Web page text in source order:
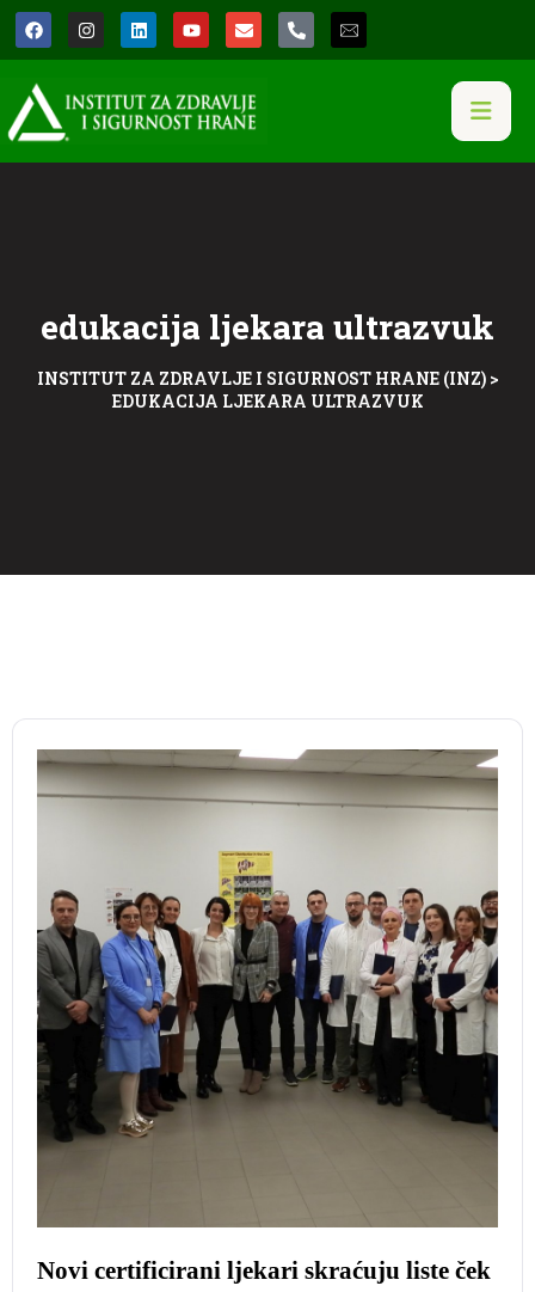
edukacija ljekara ultrazvuk
INSTITUT ZA ZDRAVLJE I SIGURNOST HRANE (INZ)>
EDUKACIJA LJEKARA ULTRAZVUK
Novi certificirani ljekari skraćuju liste ček